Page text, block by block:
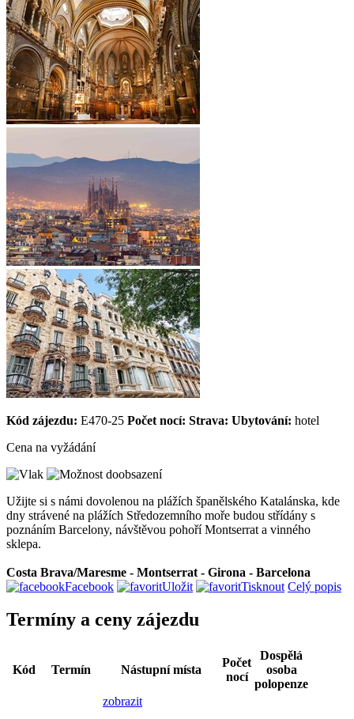
Kód zájezdu: E470-25 Počet nocí: Strava: Ubytování: hotel
Cena na vyžádání
Užijte si s námi dovolenou na plážích španělského Katalánska, kde
dny strávené na plážích Středozemního moře budou střídány s
poznáním Barcelony, návštěvou pohoří Montserrat a vinného
sklepa.
Costa Brava/Maresme - Montserrat - Girona - Barcelona
Facebook
Uložit Tisknout Celý popis
Termíny a ceny zájezdu
Kód Termín Nástupní místa
Počet
nocí
Dospělá
osoba
polopenze
zobrazit